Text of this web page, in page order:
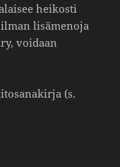
heikosti
lisä­me­noja
voidaan
(s.